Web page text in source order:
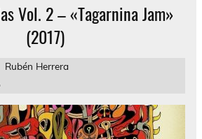
Vol. 2 – «Tagarnina Jam»
(2017)
Rubén Herrera